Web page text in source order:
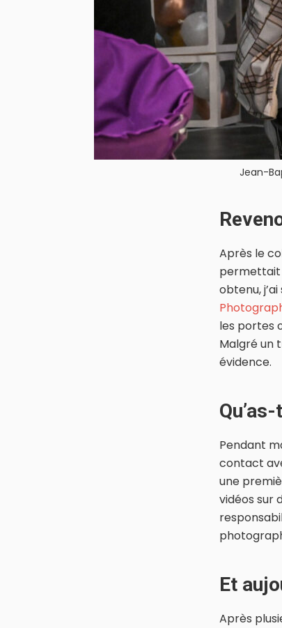
Jean-
Après le
permettait
obtenu,
les portes
Malgré un
évidence.
Pendant
contact
une
vidéos sur
Et
Après